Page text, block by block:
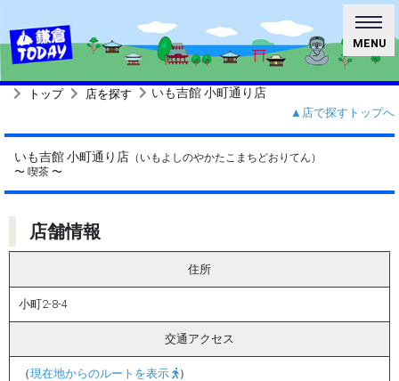
MENU
トップ 店を探す いも吉館 小町通り店
▲店で探すトップへ
いも吉館 小町通り店 （いもよしのやかたこまちどおりてん）
〜 喫茶 〜
店舗情報
住所
小町2-8-4
交通アクセス
（現在地からのルートを表示 ）